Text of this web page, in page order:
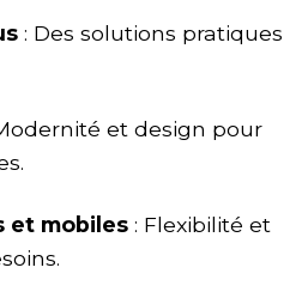
: Des solutions pratiques
et design pour
et mobiles : Flexibilité et